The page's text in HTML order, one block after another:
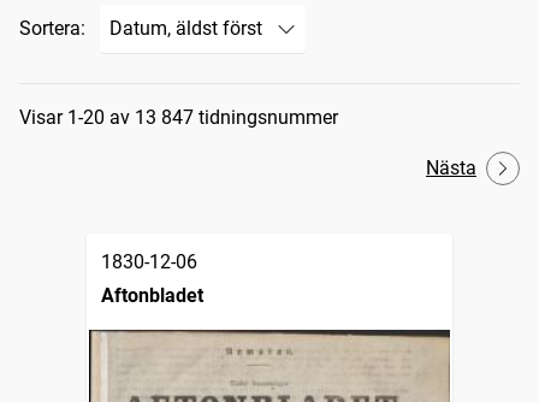
Sortera:
Sökresultat
Visar 1-20 av 13 847 tidningsnummer
Nästa
1830-12-06
Aftonbladet